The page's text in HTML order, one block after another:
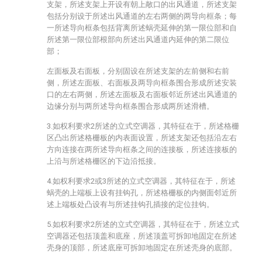
支架，所述支架上开设有朝上敞口的出风通道，所述支架
包括分别设于所述出风通道的左右两侧的两导向框条；每
一所述导向框条包括背离所述蜗壳延伸的第一限位部和自
所述第一限位部根部向所述出风通道内延伸的第二限位
部；
左面板及右面板，分别固设在所述支架的左前侧和右前
侧，所述左面板、右面板及两导向框条围合形成所述安装
口的左右两侧，所述左面板及右面板邻近所述出风通道的
边缘分别与两所述导向框条围合形成两所述滑槽。
3.如权利要求2所述的立式空调器，其特征在于，所述格栅
区凸出所述格栅板的内表面设置，所述支架还包括沿左右
方向连接在两所述导向框条之间的连接板，所述连接板的
上沿与所述格栅区的下边沿抵接。
4.如权利要求2或3所述的立式空调器，其特征在于，所述
蜗壳的上端板上设有挂钩孔，所述格栅板的内侧面邻近所
述上端板处凸设有与所述挂钩孔插接的定位挂钩。
5.如权利要求2所述的立式空调器，其特征在于，所述立式
空调器还包括顶盖和底座，所述顶盖可拆卸地固定在所述
壳身的顶部，所述底座可拆卸地固定在所述壳身的底部。